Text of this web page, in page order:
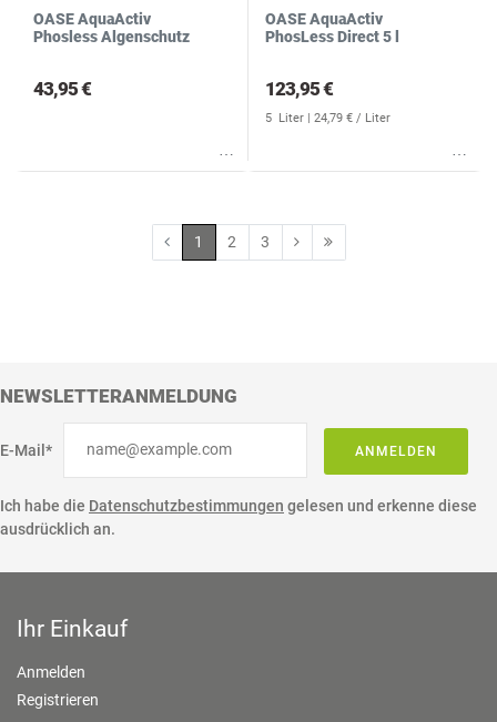
OASE AquaActiv
Phosless Algenschutz
43,95 €
OASE AquaActiv
PhosLess Direct 5 l
123,95 €
5 Liter | 24,79 € / Liter
1 2 3
NEWSLETTERANMELDUNG
E-Mail* ANMELDEN
Ich habe die Datenschutzbestimmungen gelesen und erkenne diese
ausdrücklich an.
Ihr Einkauf
Anmelden
Registrieren